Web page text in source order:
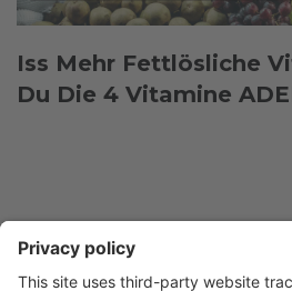
Iss Mehr Fettlösliche
Du Die 4 Vitamine